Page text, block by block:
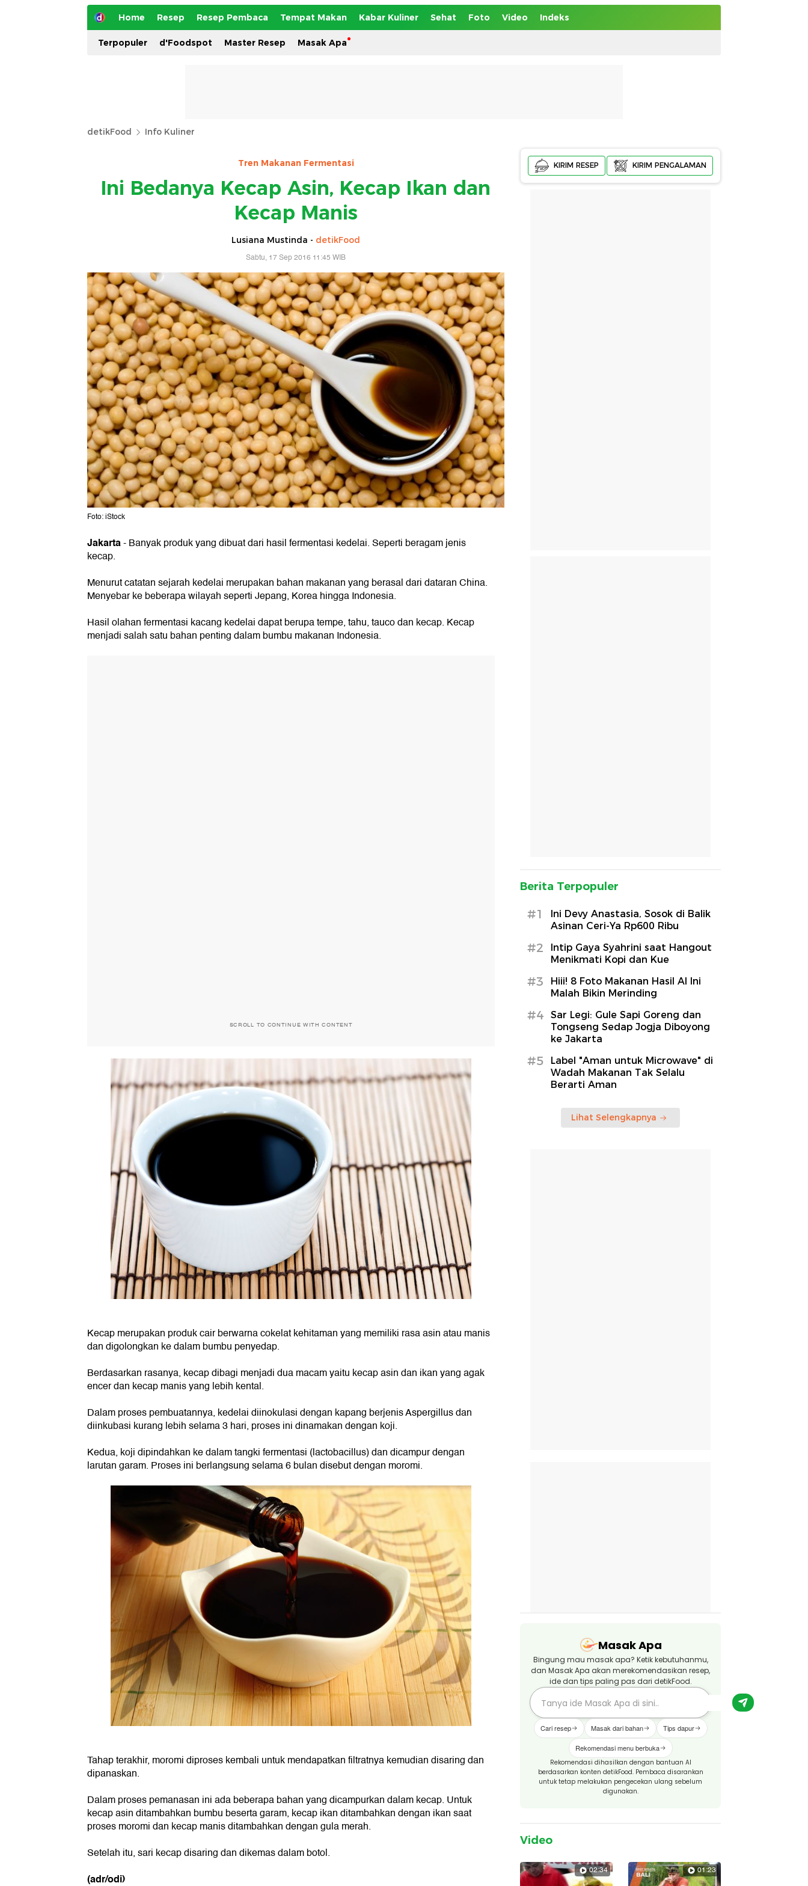
Home Resep Resep Pembaca Tempat Makan Kabar Kuliner Sehat Foto Video Indeks
Terpopuler d'Foodspot Master Resep Masak Apa
detikFood Info Kuliner
Tren Makanan Fermentasi
Ini Bedanya Kecap Asin, Kecap Ikan dan
Kecap Manis
Lusiana Mustinda - detikFood
Sabtu, 17 Sep 2016 11:45 WIB
Foto: iStock
Jakarta- Banyak produk yang dibuat dari hasil fermentasi kedelai. Seperti beragam jenis
kecap.
Menurut catatan sejarah kedelai merupakan bahan makanan yang berasal dari dataran China.
Menyebar ke beberapa wilayah seperti Jepang, Korea hingga Indonesia.
Hasil olahan fermentasi kacang kedelai dapat berupa tempe, tahu, tauco dan kecap. Kecap
menjadi salah satu bahan penting dalam bumbu makanan Indonesia.
SCROLL TO CONTINUE WITH CONTENT
Kecap merupakan produk cair berwarna cokelat kehitaman yang memiliki rasa asin atau manis
dan digolongkan ke dalam bumbu penyedap.
Berdasarkan rasanya, kecap dibagi menjadi dua macam yaitu kecap asin dan ikan yang agak
encer dan kecap manis yang lebih kental.
Dalam proses pembuatannya, kedelai diinokulasi dengan kapang berjenis Aspergillus dan
diinkubasi kurang lebih selama 3 hari, proses ini dinamakan dengan koji.
Kedua, koji dipindahkan ke dalam tangki fermentasi (lactobacillus) dan dicampur dengan
larutan garam. Proses ini berlangsung selama 6 bulan disebut dengan moromi.
Tahap terakhir, moromi diproses kembali untuk mendapatkan filtratnya kemudian disaring dan
dipanaskan.
Dalam proses pemanasan ini ada beberapa bahan yang dicampurkan dalam kecap. Untuk
kecap asin ditambahkan bumbu beserta garam, kecap ikan ditambahkan dengan ikan saat
proses moromi dan kecap manis ditambahkan dengan gula merah.
Setelah itu, sari kecap disaring dan dikemas dalam botol.
(adr/odi)
KIRIM RESEP KIRIM PENGALAMAN
Berita Terpopuler
#1
Ini Devy Anastasia, Sosok di Balik
Asinan Ceri-Ya Rp600 Ribu
#2
Intip Gaya Syahrini saat Hangout
Menikmati Kopi dan Kue
#3
Hiii! 8 Foto Makanan Hasil AI Ini
Malah Bikin Merinding
#4
Sar Legi: Gule Sapi Goreng dan
Tongseng Sedap Jogja Diboyong
ke Jakarta
#5
Label "Aman untuk Microwave" di
Wadah Makanan Tak Selalu
Berarti Aman
Lihat Selengkapnya
Masak Apa
Bingung mau masak apa? Ketik kebutuhanmu,
dan Masak Apa akan merekomendasikan resep,
ide dan tips paling pas dari detikFood.
Cari resep Masak dari bahan Tips dapur
Rekomendasi menu berbuka
Rekomendasi dihasilkan dengan bantuan AI
berdasarkan konten detikFood. Pembaca disarankan
untuk tetap melakukan pengecekan ulang sebelum
digunakan.
Video
02:34 01:23